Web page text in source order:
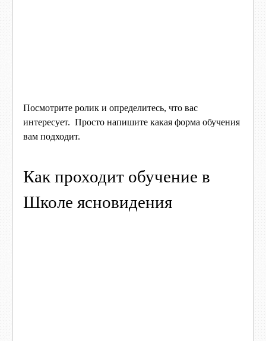
Посмотрите ролик и определитесь, что вас
интересует. Просто напишите какая форма обучения
вам подходит.
Как проходит обучение в
Школе ясновидения